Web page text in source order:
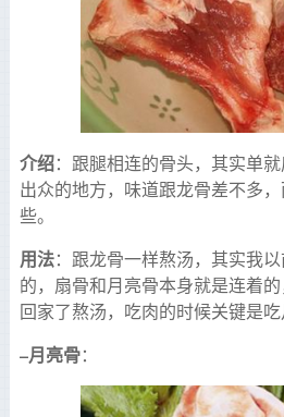
介绍：跟腿相连的骨头，其实单
出众的地方，味道跟龙骨差不多
些。
用法：跟龙骨一样熬汤，其实我
的，扇骨和月亮骨本身就是连着
回家了熬汤，吃肉的时候关键是吃
–月亮骨：